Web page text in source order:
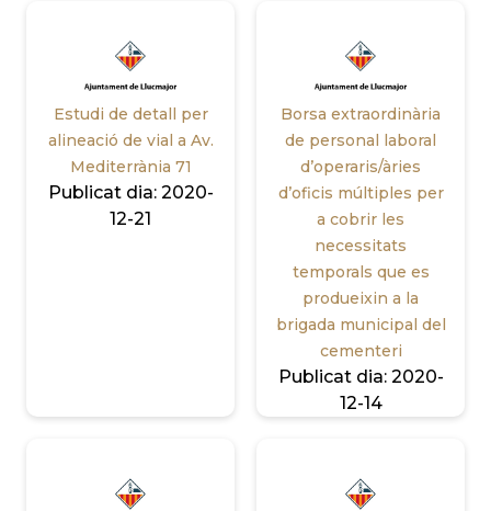
Estudi de detall per
alineació de vial a Av.
Mediterrània 71
Publicat dia: 2020-
12-21
Borsa extraordinària
de personal laboral
d’operaris/àries
d’oficis múltiples per
a cobrir les
necessitats
temporals que es
produeixin a la
brigada municipal del
cementeri
Publicat dia: 2020-
12-14